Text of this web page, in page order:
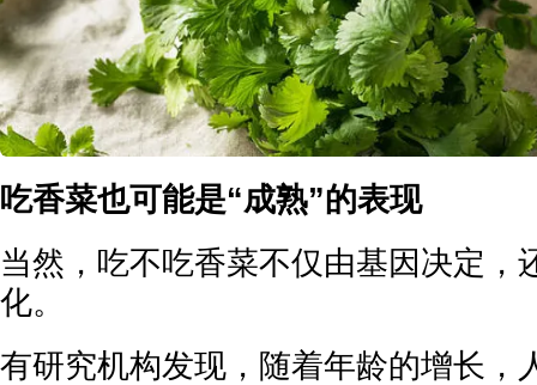
吃香菜也可能是“成熟”的表现
当然，吃不吃香菜不仅由基因决定，
化。
有研究机构发现，随着年龄的增长，